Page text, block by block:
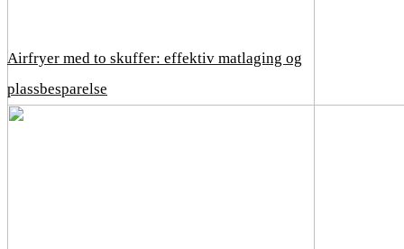
Airfryer med to skuffer: effektiv matlaging og
plassbesparelse